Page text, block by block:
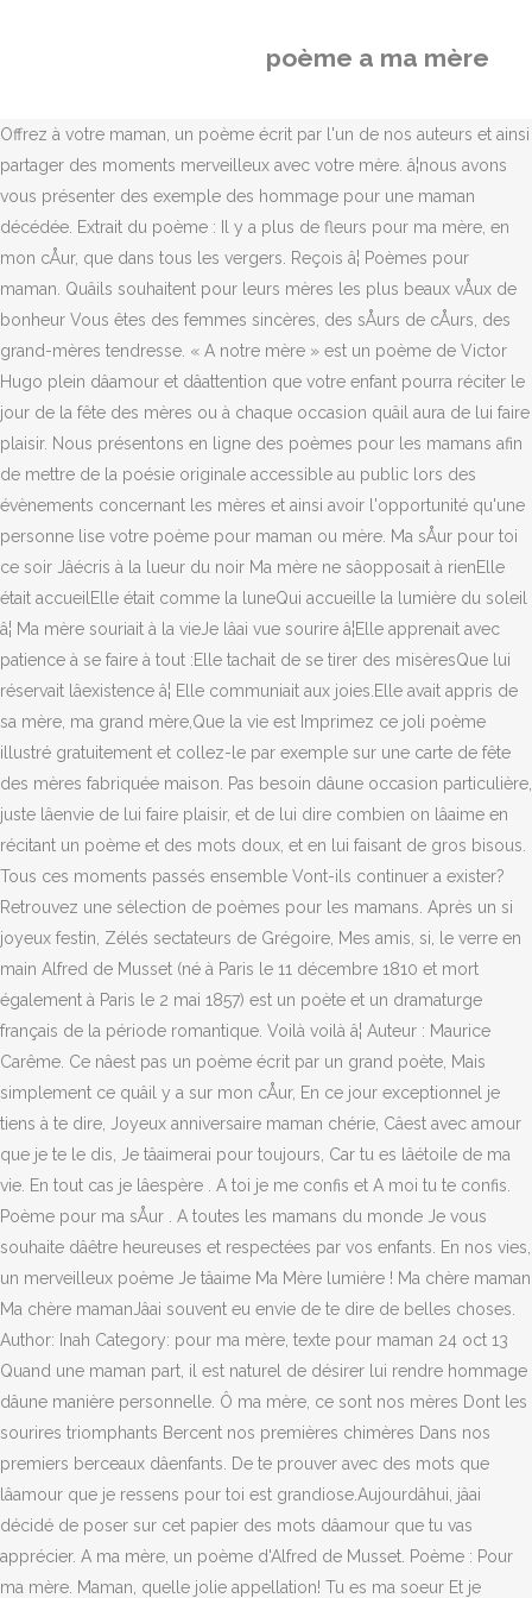
poème a ma mère
Offrez à votre maman, un poème écrit par l'un de nos auteurs et ainsi
partager des moments merveilleux avec votre mère. â¦nous avons
vous présenter des exemple des hommage pour une maman
décédée. Extrait du poème : Il y a plus de fleurs pour ma mère, en
mon cÅur, que dans tous les vergers. Reçois â¦ Poèmes pour
maman. Quâils souhaitent pour leurs mères les plus beaux vÅux de
bonheur Vous êtes des femmes sincères, des sÅurs de cÅurs, des
grand-mères tendresse. « A notre mère » est un poème de Victor
Hugo plein dâamour et dâattention que votre enfant pourra réciter le
jour de la fête des mères ou à chaque occasion quâil aura de lui faire
plaisir. Nous présentons en ligne des poèmes pour les mamans afin
de mettre de la poésie originale accessible au public lors des
évènements concernant les mères et ainsi avoir l'opportunité qu'une
personne lise votre poème pour maman ou mère. Ma sÅur pour toi
ce soir Jâécris à la lueur du noir Ma mère ne sâopposait à rienElle
était accueilElle était comme la luneQui accueille la lumière du soleil
â¦ Ma mère souriait à la vieJe lâai vue sourire â¦Elle apprenait avec
patience à se faire à tout :Elle tachait de se tirer des misèresQue lui
réservait lâexistence â¦ Elle communiait aux joies.Elle avait appris de
sa mère, ma grand mère,Que la vie est Imprimez ce joli poème
illustré gratuitement et collez-le par exemple sur une carte de fête
des mères fabriquée maison. Pas besoin dâune occasion particulière,
juste lâenvie de lui faire plaisir, et de lui dire combien on lâaime en
récitant un poème et des mots doux, et en lui faisant de gros bisous.
Tous ces moments passés ensemble Vont-ils continuer a exister?
Retrouvez une sélection de poèmes pour les mamans. Après un si
joyeux festin, Zélés sectateurs de Grégoire, Mes amis, si, le verre en
main Alfred de Musset (né à Paris le 11 décembre 1810 et mort
également à Paris le 2 mai 1857) est un poète et un dramaturge
français de la période romantique. Voilà voilà â¦ Auteur : Maurice
Carême. Ce nâest pas un poème écrit par un grand poète, Mais
simplement ce quâil y a sur mon cÅur, En ce jour exceptionnel je
tiens à te dire, Joyeux anniversaire maman chérie, Câest avec amour
que je te le dis, Je tâaimerai pour toujours, Car tu es lâétoile de ma
vie. En tout cas je lâespère . A toi je me confis et A moi tu te confis.
Poème pour ma sÅur . A toutes les mamans du monde Je vous
souhaite dâêtre heureuses et respectées par vos enfants. En nos vies,
un merveilleux poème Je tâaime Ma Mère lumière ! Ma chère maman
Ma chère mamanJâai souvent eu envie de te dire de belles choses.
Author: Inah Category: pour ma mère, texte pour maman 24 oct 13
Quand une maman part, il est naturel de désirer lui rendre hommage
dâune manière personnelle. Ô ma mère, ce sont nos mères Dont les
sourires triomphants Bercent nos premières chimères Dans nos
premiers berceaux dâenfants. De te prouver avec des mots que
lâamour que je ressens pour toi est grandiose.Aujourdâhui, jâai
décidé de poser sur cet papier des mots dâamour que tu vas
apprécier. A ma mère, un poème d'Alfred de Musset. Poème : Pour
ma mère. Maman, quelle jolie appellation! Tu es ma soeur Et je